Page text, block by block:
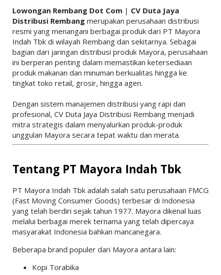
Lowongan Rembang Dot Com| CV Duta Jaya
Distribusi Rembangmerupakan perusahaan distribusi
resmi yang menangani berbagai produk dari PT Mayora
Indah Tbkdi wilayah Rembang dan sekitarnya. Sebagai
bagian dari jaringan distribusi produk Mayora, perusahaan
ini berperan penting dalam memastikan ketersediaan
produk makanan dan minuman berkualitas hingga ke
tingkat toko retail, grosir, hingga agen.
Dengan sistem manajemen distribusi yang rapi dan
profesional, CV Duta Jaya Distribusi Rembang menjadi
mitra strategis dalam menyalurkan produk-produk
unggulan Mayora secara tepat waktu dan merata.
Tentang PT Mayora Indah Tbk
PT Mayora Indah Tbkadalah salah satu perusahaan FMCG
(Fast Moving Consumer Goods) terbesar di Indonesia
yang telah berdiri sejak tahun 1977. Mayora dikenal luas
melalui berbagai merek ternama yang telah dipercaya
masyarakat Indonesia bahkan mancanegara.
Beberapa brand populer dari Mayora antara lain:
Kopi Torabika